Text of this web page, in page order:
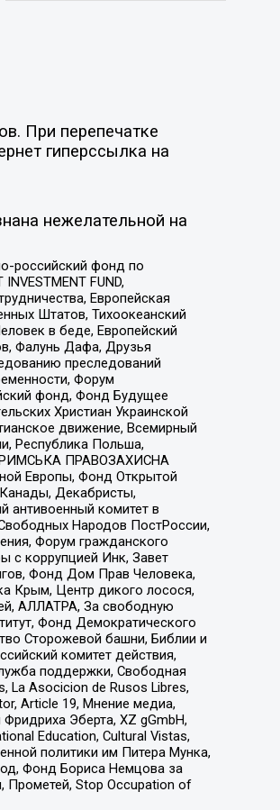
При перепечатке
гиперссылка на
нежелательной на
российский фонд по
FUND,
Европейская
Штатов, Тихоокеанский
в беде, Европейский
Фалунь Дафа, Друзья
преследований
Форум
фонд, Фонд Будущее
Христиан Украинской
движение, Всемирный
Республика Польша,
КРИМСЬКА ПРАВОЗАХИСНА
Европы, Фонд Открытой
Декабристы,
антивоенный комитет в
Народов ПостРоссии,
Форум гражданского
с коррупцией Инк, Завет
Фонд Дом Прав Человека,
Крым, Центр дикого лосося,
АЛЛАТРА, За свободную
Фонд Демократического
Сторожевой башни, Библии и
комитет действия,
поддержки, Свободная
La Asocicion de Rusos Libres,
Article 19, Мнение медиа,
Эберта, XZ gGmbH,
Education, Cultural Vistas,
политики им Питера Мунка,
Фонд Бориса Немцова за
Прометей, Stop Occupation of